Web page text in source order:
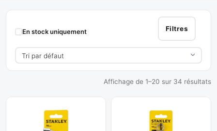
STANLEY
Filtres
En stock uniquement
Affichage de 1–20 sur 34 résultats